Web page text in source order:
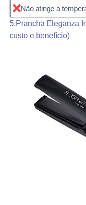
Não atinge a
5.Prancha Eleganza
custo e benefício)